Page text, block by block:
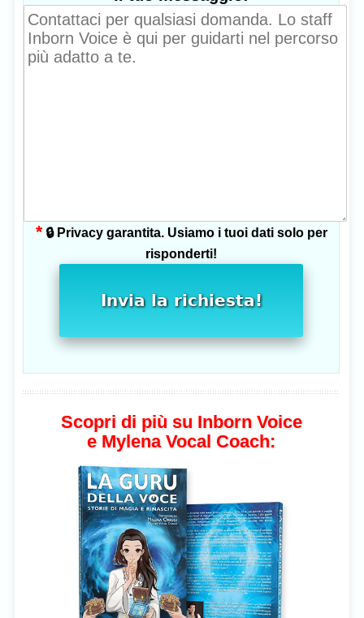
*🔒 Privacy garantita. Usiamo i tuoi dati solo per
risponderti!
Invia la richiesta!
Scopri di più su Inborn Voice
e Mylena Vocal Coach: